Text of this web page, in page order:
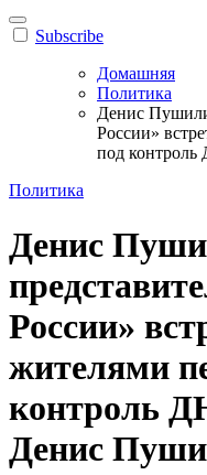
Subscribe
Домашняя
Политика
Денис
России»
под
Политика
Денис
России»
жителями
контроль
Денис